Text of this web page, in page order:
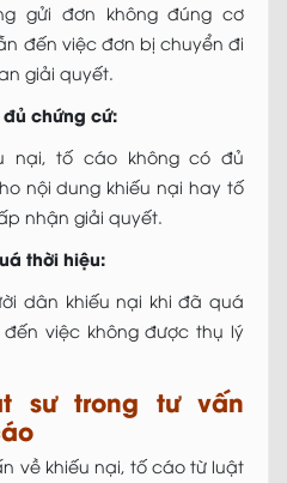
gửi đơn không đúng cơ
đến việc đơn bị chuyển đi
giải quyết.
chứng cứ:
nại, tố cáo không có đủ
nội dung khiếu nại hay tố
nhận giải quyết.
thời hiệu:
dân khiếu nại khi đã quá
việc không được thụ lý
sư trong tư vấn
về khiếu nại, tố cáo từ luật